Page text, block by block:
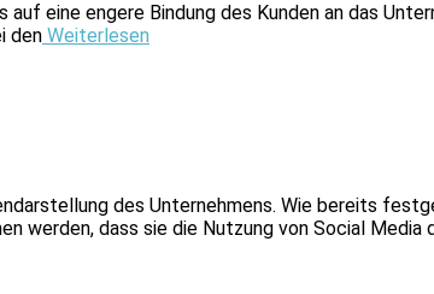
eine engere Bindung des Kunden an das
den Weiterlesen
des Unternehmens. Wie bereits
werden, dass sie die Nutzung von Social Media